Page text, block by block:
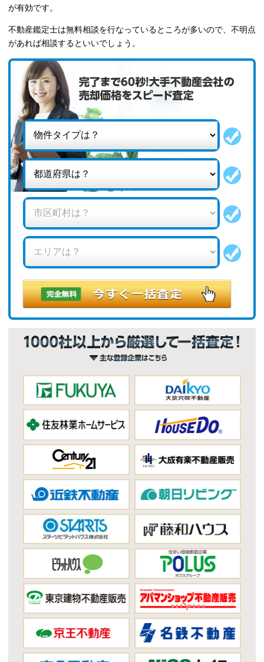
が有効です。
不動産鑑定士は無料相談を行なっているところが多いので、不明点
があれば相談するといいでしょう。